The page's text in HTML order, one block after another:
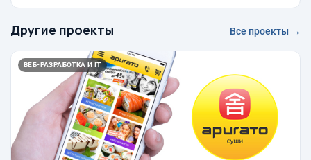
Другие проекты Все проекты →
ВЕБ-РАЗРАБОТКА И IT